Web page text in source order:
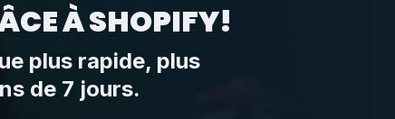
À SHOPIFY!
plus rapide, plus
de 7 jours.